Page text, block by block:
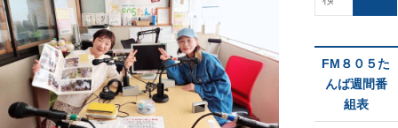
FM８０５た
んば週間番
組表